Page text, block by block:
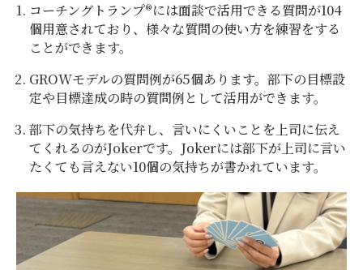
コーチングトランプ®には面談で活用できる質問が104
個用意されており、様々な質問の使い方を練習をする
ことができます。
GROWモデルの質問例が65個あります。部下の目標設
定や目標達成の時の質問例として活用ができます。
部下の気持ちを代弁し、言いにくいことを上司に伝え
てくれるのがJokerです。Jokerには部下が上司に言い
たくても言えない10個の気持ちが書かれています。